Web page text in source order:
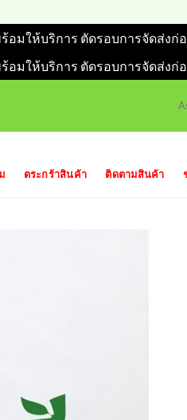
มให้บริการ ตัดรอบการจัดส่งก่
มให้บริการ ตัดรอบการจัดส่งก่
ตระกร้าสินค้า ติดตามสินค้า